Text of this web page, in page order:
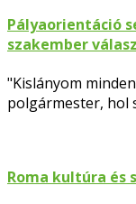
Pályaorientáció
szakember
"Kislányom
polgármester, hol
Roma kultúra és